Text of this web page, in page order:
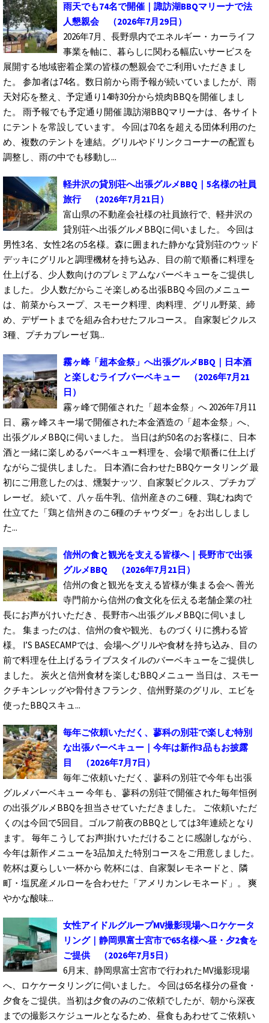
雨天でも74名で開催｜諏訪湖BBQマリーナで法
人懇親会
（2026年7月29日）
2026年7月、長野県内でエネルギー・カーライフ
事業を軸に、暮らしに関わる幅広いサービスを
展開する地域密着企業の皆様の懇親会でご利用いただきまし
た。 参加者は74名。数日前から雨予報が続いていましたが、雨
天対応を整え、予定通り14時30分から焼肉BBQを開催しまし
た。 雨予報でも予定通り開催 諏訪湖BBQマリーナは、各サイト
にテントを常設しています。 今回は70名を超える団体利用のた
め、複数のテントを連結。グリルやドリンクコーナーの配置も
調整し、雨の中でも移動し...
軽井沢の貸別荘へ出張グルメBBQ｜5名様の社員
旅行
（2026年7月21日）
富山県の不動産会社様の社員旅行で、軽井沢の
貸別荘へ出張グルメBBQに伺いました。 今回は
男性3名、女性2名の5名様。森に囲まれた静かな貸別荘のウッド
デッキにグリルと調理機材を持ち込み、目の前で順番に料理を
仕上げる、少人数向けのプレミアムなバーベキューをご提供し
ました。 少人数だからこそ楽しめる出張BBQ 今回のメニュー
は、前菜からスープ、スモーク料理、肉料理、グリル野菜、締
め、デザートまでを組み合わせたフルコース。 自家製ピクルス
3種、プチカプレーゼ 鶏...
霧ヶ峰「超本金祭」へ出張グルメBBQ｜日本酒
と楽しむライブバーベキュー
（2026年7月21
日）
霧ヶ峰で開催された「超本金祭」へ 2026年7月11
日、霧ヶ峰スキー場で開催された本金酒造の「超本金祭」へ、
出張グルメBBQに伺いました。 当日は約50名のお客様に、日本
酒と一緒に楽しめるバーベキュー料理を、会場で順番に仕上げ
ながらご提供しました。 日本酒に合わせたBBQケータリング 最
初にご用意したのは、燻製ナッツ、自家製ピクルス、プチカプ
レーゼ。 続いて、八ヶ岳牛乳、信州産きのこ6種、鶏むね肉で
仕立てた「鶏と信州きのこ6種のチャウダー」をお出ししまし
た...
信州の食と観光を支える皆様へ｜長野市で出張
グルメBBQ
（2026年7月21日）
信州の食と観光を支える皆様が集まる会へ 善光
寺門前から信州の食文化を伝える老舗企業の社
長にお声がけいただき、長野市へ出張グルメBBQに伺いまし
た。 集まったのは、信州の食や観光、ものづくりに携わる皆
様。 I’S BASECAMPでは、会場へグリルや食材を持ち込み、目の
前で料理を仕上げるライブスタイルのバーベキューをご提供し
ました。 炭火と信州食材を楽しむBBQメニュー 当日は、スモー
クチキンレッグや骨付きフランク、信州野菜のグリル、エビを
使ったBBQスキュ...
毎年ご依頼いただく、蓼科の別荘で楽しむ特別
な出張バーベキュー｜今年は新作3品もお披露
目
（2026年7月7日）
毎年ご依頼いただく、蓼科の別荘で今年も出張
グルメバーベキュー 今年も、蓼科の別荘で開催された毎年恒例
の出張グルメBBQを担当させていただきました。 ご依頼いただ
くのは今回で5回目。ゴルフ前夜のBBQとしては3年連続となり
ます。 毎年こうしてお声掛けいただけることに感謝しながら、
今年は新作メニューを3品加えた特別コースをご用意しました。
乾杯は夏らしい一杯から 乾杯には、自家製レモネードと、隣
町・塩尻産メルローを合わせた「アメリカンレモネード」。 爽
やかな酸味...
女性アイドルグループMV撮影現場へロケケータ
リング｜静岡県富士宮市で65名様へ昼・夕2食を
ご提供
（2026年7月5日）
6月末、静岡県富士宮市で行われたMV撮影現場
へ、ロケケータリングに伺いました。 今回は65名様分の昼食・
夕食をご提供。当初は夕食のみのご依頼でしたが、朝から深夜
までの撮影スケジュールとなるため、昼食もあわせてご依頼い